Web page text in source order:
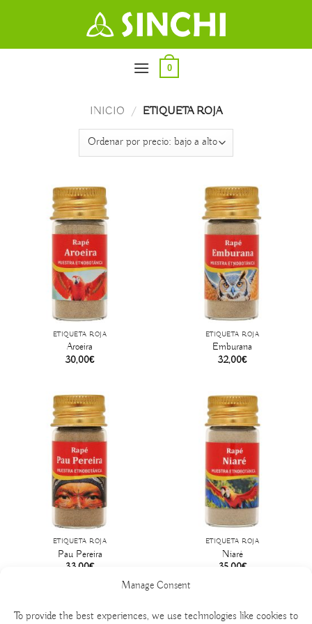
Manage Consent
To provide the best experiences, we use technologies like cookies to
0
INICIO / ETIQUETA ROJA
ETIQUETA ROJA
Aroeira
30,00€
ETIQUETA ROJA
Emburana
32,00€
ETIQUETA ROJA
Pau Pereira
33,00€
ETIQUETA ROJA
Niaré
35,00€